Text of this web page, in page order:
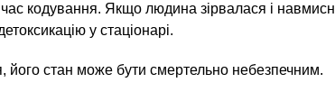
кодування. Якщо людина зірвалася і
у стаціонарі.
його стан може бути смертельно небезпечним.